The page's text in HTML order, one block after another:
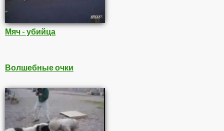
Мяч - убийца
Волшебные очки